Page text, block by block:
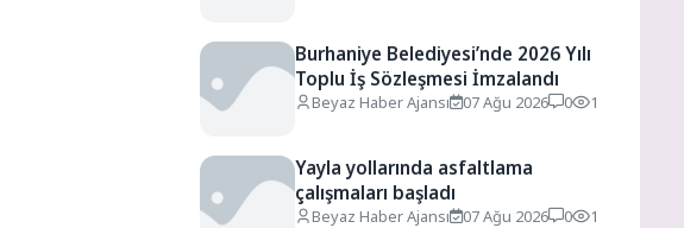
Burhaniye Belediyesi’nde 2026 Yılı
Toplu İş Sözleşmesi İmzalandı
Beyaz Haber Ajansı 07 Ağu 2026 0 1
Yayla yollarında asfaltlama
çalışmaları başladı
Beyaz Haber Ajansı 07 Ağu 2026 0 1